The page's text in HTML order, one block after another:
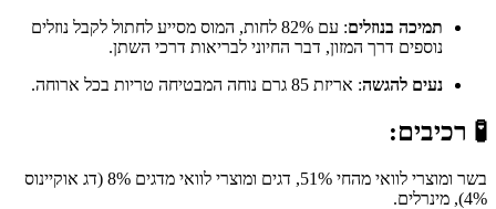
תמיכה בנוזלים
: עם 82% לחות, המוס מסייע לחתול לקבל נוזלים
נוספים דרך המזון, דבר החיוני לבריאות דרכי השתן.
נעים להגשה: אריזת 85 גרם נוחה המבטיחה טריות בכל ארוחה.
🧪 רכיבים:
בשר ומוצרי לוואי מהחי 51%, דגים ומוצרי לוואי מדגים 8% (דג אוקיינוס
4%), מינרלים.